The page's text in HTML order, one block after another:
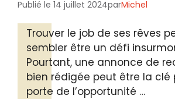
Publié le 14 juillet 2024parMichel
Trouver le job de ses rêves
sembler être un défi
Pourtant, une annonce de
bien rédigée peut être la clé
porte de l’opportunité …